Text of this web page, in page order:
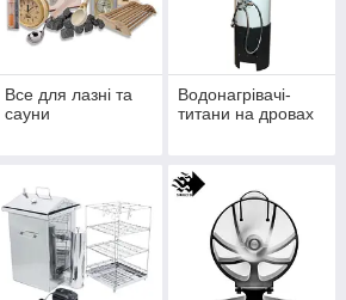
Все для лазні та
сауни
Водонагрівачі-
титани на дровах